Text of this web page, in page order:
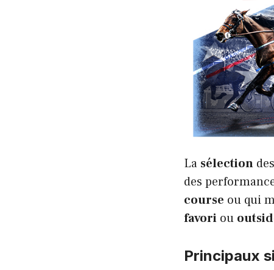
La sélection
des
course ou qui
favori ou
Principaux